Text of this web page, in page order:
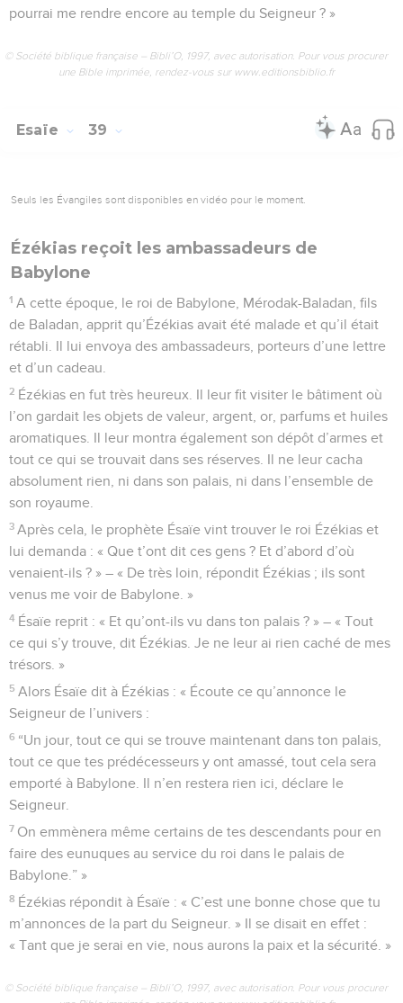
pourrai me rendre encore au temple du Seigneur ? »
© Société biblique française – Bibli’O, 1997, avec autorisation. Pour vous procurer
une Bible imprimée, rendez-vous sur www.editionsbiblio.fr
Esaïe 39
Seuls les Évangiles sont disponibles en vidéo pour le moment.
Ézékias reçoit les ambassadeurs de
Babylone
1 A cette époque, le roi de Babylone, Mérodak-Baladan, fils
de Baladan, apprit qu’Ézékias avait été malade et qu’il était
rétabli. Il lui envoya des ambassadeurs, porteurs d’une lettre
et d’un cadeau.
2 Ézékias en fut très heureux. Il leur fit visiter le bâtiment où
l’on gardait les objets de valeur, argent, or, parfums et huiles
aromatiques. Il leur montra également son dépôt d’armes et
tout ce qui se trouvait dans ses réserves. Il ne leur cacha
absolument rien, ni dans son palais, ni dans l’ensemble de
son royaume.
3 Après cela, le prophète Ésaïe vint trouver le roi Ézékias et
lui demanda : « Que t’ont dit ces gens ? Et d’abord d’où
venaient-ils ? » – « De très loin, répondit Ézékias ; ils sont
venus me voir de Babylone. »
4 Ésaïe reprit : « Et qu’ont-ils vu dans ton palais ? » – « Tout
ce qui s’y trouve, dit Ézékias. Je ne leur ai rien caché de mes
trésors. »
5 Alors Ésaïe dit à Ézékias : « Écoute ce qu’annonce le
Seigneur de l’univers :
6 “Un jour, tout ce qui se trouve maintenant dans ton palais,
tout ce que tes prédécesseurs y ont amassé, tout cela sera
emporté à Babylone. Il n’en restera rien ici, déclare le
Seigneur.
7 On emmènera même certains de tes descendants pour en
faire des eunuques au service du roi dans le palais de
Babylone.” »
8 Ézékias répondit à Ésaïe : « C’est une bonne chose que tu
m’annonces de la part du Seigneur. » Il se disait en effet :
« Tant que je serai en vie, nous aurons la paix et la sécurité. »
© Société biblique française – Bibli’O, 1997, avec autorisation. Pour vous procurer